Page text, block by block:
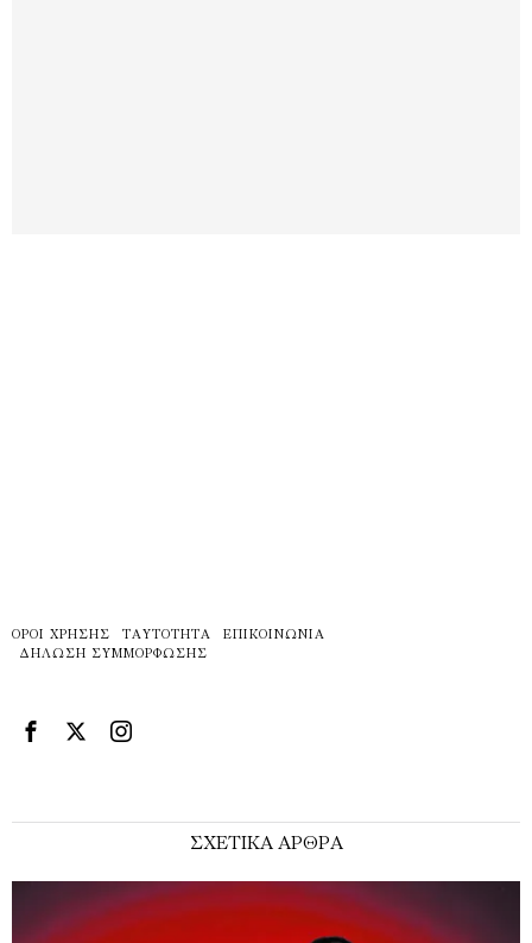
ΌΡΟΙ ΧΡΉΣΗΣ ΤΑΥΤΌΤΗΤΑ
ΕΠΙΚΟΙΝΩΝΊΑ
ΔΉΛΩΣΗ ΣΥΜΜΌΡΦΩΣΗΣ
ΣΧΕΤΙΚΑ ΑΡΘΡΑ